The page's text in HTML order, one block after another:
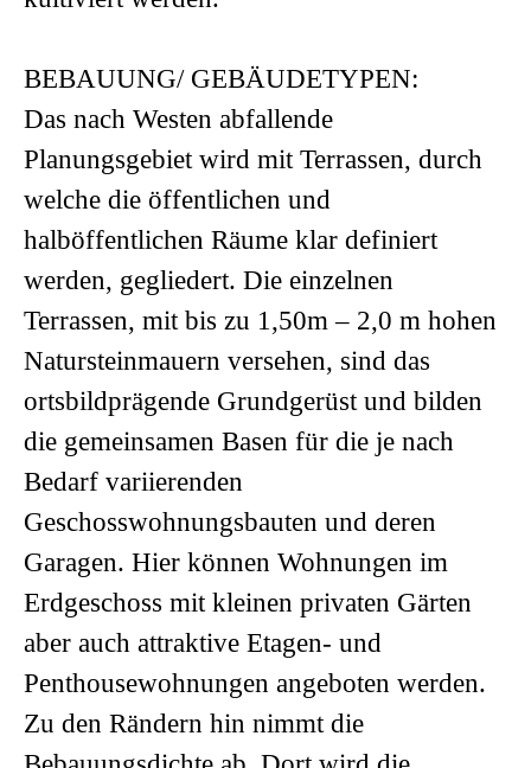
BEBAUUNG/ GEBÄUDETYPEN:
Das nach Westen abfallende
Planungsgebiet wird mit Terrassen, durch
welche die öffentlichen und
halböffentlichen Räume klar definiert
werden, gegliedert. Die einzelnen
Terrassen, mit bis zu 1,50m – 2,0 m hohen
Natursteinmauern versehen, sind das
ortsbildprägende Grundgerüst und bilden
die gemeinsamen Basen für die je nach
Bedarf variierenden
Geschosswohnungsbauten und deren
Garagen. Hier können Wohnungen im
Erdgeschoss mit kleinen privaten Gärten
aber auch attraktive Etagen- und
Penthousewohnungen angeboten werden.
Zu den Rändern hin nimmt die